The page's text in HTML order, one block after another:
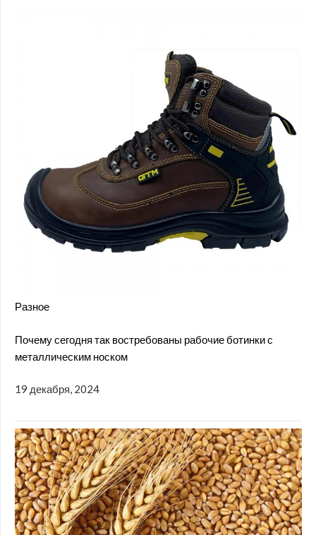
Разное
Почему сегодня так востребованы рабочие ботинки с
металлическим носком
19 декабря, 2024